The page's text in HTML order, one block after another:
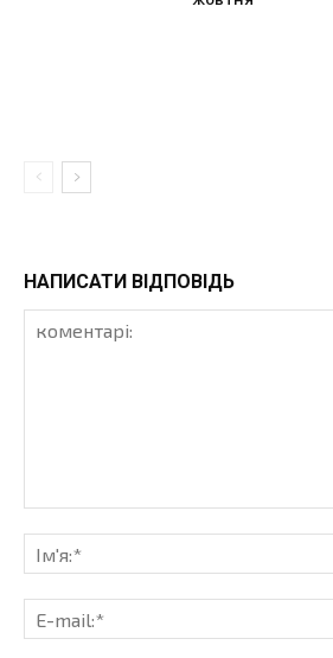
НАПИСАТИ ВІДПОВІДЬ